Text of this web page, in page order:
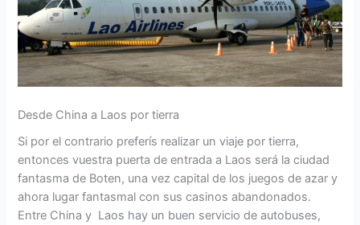
Desde China a Laos por tierra
Si por el contrario preferís realizar un viaje por tierra,
entonces vuestra puerta de entrada a Laos será la ciudad
fantasma de Boten, una vez capital de los juegos de azar y
ahora lugar fantasmal con sus casinos abandonados.
Entre China y Laos hay un buen servicio de autobuses,